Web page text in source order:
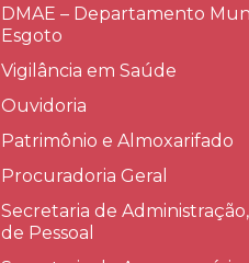
DMAE – Departamento
Esgoto
Vigilância em Saúde
Ouvidoria
Patrimônio e Almoxarifado
Procuradoria Geral
Secretaria de
de Pessoal